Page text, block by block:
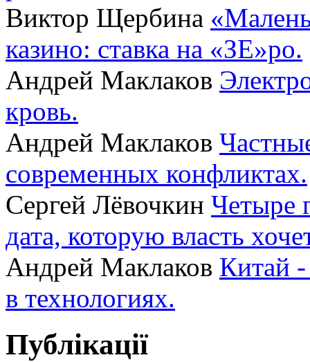
Виктор Щербина
казино: ставка на «ЗЕ»ро.
Андрей Маклаков
кровь.
Андрей Маклаков
современных конфликтах.
Сергей Лёвочкин Четыре
дата, которую власть
Андрей Маклаков Китай
в технологиях.
Публікації